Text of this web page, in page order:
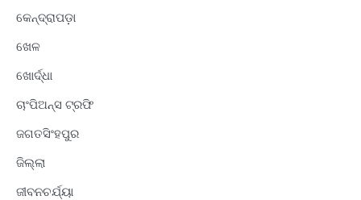
କେନ୍ଦ୍ରାପଡ଼ା
ଖେଳ
ଖୋର୍ଦ୍ଧା
ଚାଂପିଅନ୍ସ ଟ୍ରଫି
ଜଗତସିଂହପୁର
ଜିଲ୍ଲା
ଜୀବନଚର୍ଯ୍ୟା